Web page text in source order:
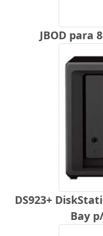
JBOD para
DS923+
Bay